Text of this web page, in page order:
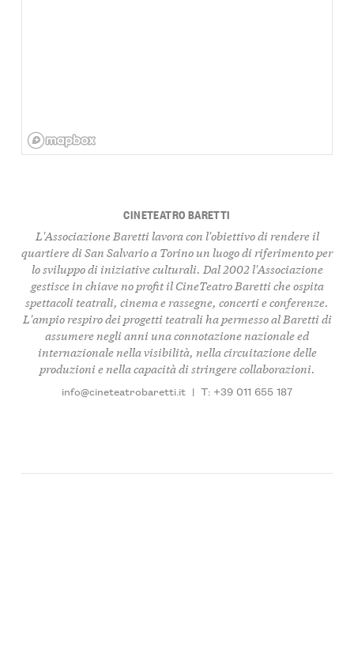
CINETEATRO BARETTI
L'Associazione Baretti lavora con l'obiettivo di rendere il
quartiere di San Salvario a Torino un luogo di riferimento per
lo sviluppo di iniziative culturali. Dal 2002 l'Associazione
gestisce in chiave no profit il CineTeatro Baretti che ospita
spettacoli teatrali, cinema e rassegne, concerti e conferenze.
L'ampio respiro dei progetti teatrali ha permesso al Baretti di
assumere negli anni una connotazione nazionale ed
internazionale nella visibilità, nella circuitazione delle
produzioni e nella capacità di stringere collaborazioni.
info@cineteatrobaretti.it | T: +39 011 655 187